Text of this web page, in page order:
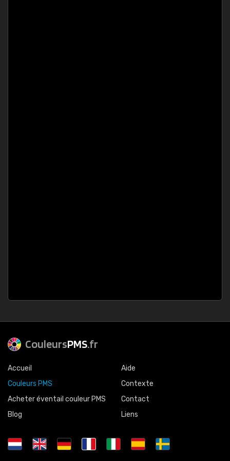
CouleursPMS.fr
Accueil
Couleurs PMS
Acheter éventail couleur PMS
Blog
Aide
Contexte
Contact
Liens